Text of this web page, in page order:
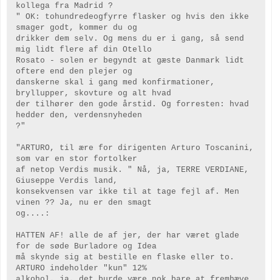
kollega fra Madrid ?
" OK: tohundredeogfyrre flasker og hvis den ikke
smager godt, kommer du og
drikker dem selv. Og mens du er i gang, så send
mig lidt flere af din Otello
Rosato - solen er begyndt at gæste Danmark lidt
oftere end den plejer og
danskerne skal i gang med konfirmationer,
bryllupper, skovture og alt hvad
der tilhører den gode årstid. Og forresten: hvad
hedder den, verdensnyheden
?"
"ARTURO, til ære for dirigenten Arturo Toscanini,
som var en stor fortolker
af netop Verdis musik. " Nå, ja, TERRE VERDIANE,
Giuseppe Verdis land,
konsekvensen var ikke til at tage fejl af. Men
vinen ?? Ja, nu er den smagt
og....:
HATTEN AF! alle de af jer, der har været glade
for de søde Burladore og Idea
må skynde sig at bestille en flaske eller to.
ARTURO indeholder "kun" 12%